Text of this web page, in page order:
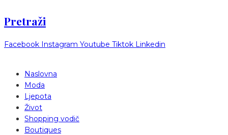
Pretraži
Facebook Instagram Youtube Tiktok Linkedin
Naslovna
Moda
Ljepota
Život
Shopping vodič
Boutiques